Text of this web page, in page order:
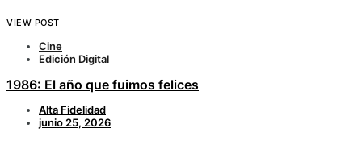
VIEW POST
Cine
Edición Digital
1986: El año que fuimos felices
Alta Fidelidad
junio 25, 2026